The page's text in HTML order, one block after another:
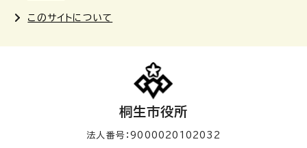
このサイトについて
桐生市役所
法人番号：9000020102032